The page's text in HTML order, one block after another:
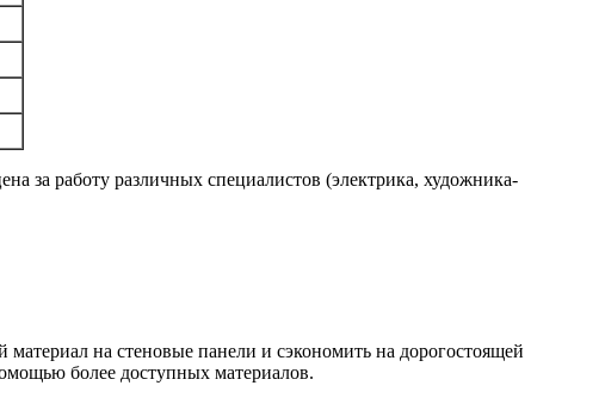
за работу различных специалистов (электрика, художника-
на стеновые панели и сэкономить на дорогостоящей
более доступных материалов.